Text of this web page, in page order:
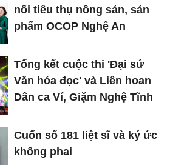
nối tiêu thụ nông sản, sản
phẩm OCOP Nghệ An
Tổng kết cuộc thi 'Đại sứ
Văn hóa đọc' và Liên hoan
Dân ca Ví, Giặm Nghệ Tĩnh
Cuốn sổ 181 liệt sĩ và ký ức
không phai